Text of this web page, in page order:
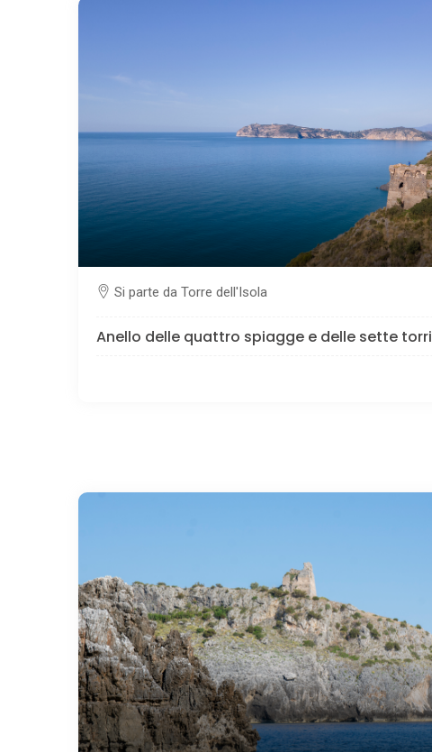
Si parte da Torre dell'Isola
Anello delle quattro spiagge e delle sette torri